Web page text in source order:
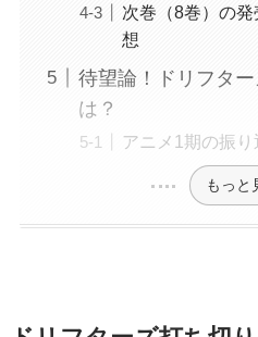
次巻（8巻）の
想
待望論！ドリフタ
は？
アニメ1期の振
もっと